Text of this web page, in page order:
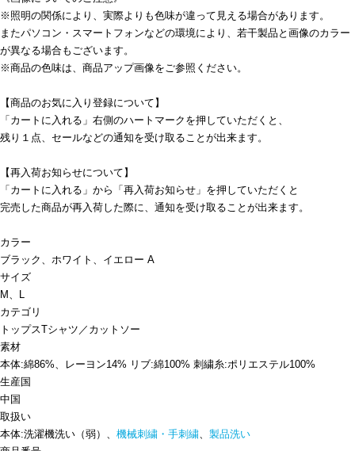
※照明の関係により、実際よりも色味が違って見える場合があります。
またパソコン・スマートフォンなどの環境により、若干製品と画像のカラー
が異なる場合もございます。
※商品の色味は、商品アップ画像をご参照ください。
【商品のお気に入り登録について】
「カートに入れる」右側のハートマークを押していただくと、
残り１点、セールなどの通知を受け取ることが出来ます。
【再入荷お知らせについて】
「カートに入れる」から「再入荷お知らせ」を押していただくと
完売した商品が再入荷した際に、通知を受け取ることが出来ます。
カラー
ブラック、ホワイト、イエロー A
サイズ
M、L
カテゴリ
トップスTシャツ／カットソー
素材
本体:綿86%、レーヨン14% リブ:綿100% 刺繍糸:ポリエステル100%
生産国
中国
取扱い
本体:洗濯機洗い（弱）、 機械刺繍・手刺繍、 製品洗い